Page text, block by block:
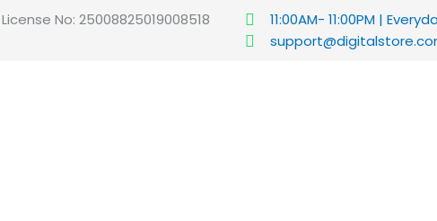
No: 25008825019008518
11:00AM- 11:00PM |